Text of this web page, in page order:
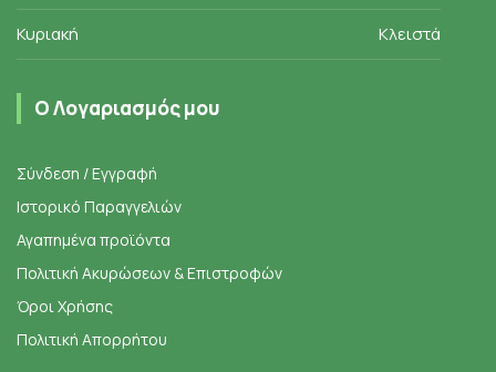
Κυριακή Κλειστά
Ο Λογαριασμός μου
Σύνδεση / Εγγραφή
Ιστορικό Παραγγελιών
Αγαπημένα προϊόντα
Πολιτική Ακυρώσεων & Επιστροφών
Όροι Χρήσης
Πολιτική Απορρήτου